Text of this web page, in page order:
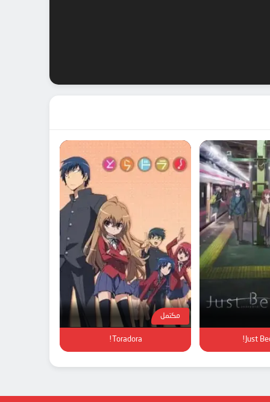
Just
مكتمل
Toradora!